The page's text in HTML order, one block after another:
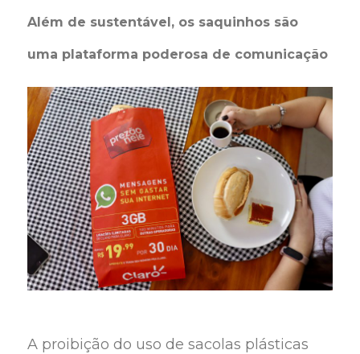
Além de sustentável, os saquinhos são
uma plataforma poderosa de comunicação
A proibição do uso de sacolas plásticas